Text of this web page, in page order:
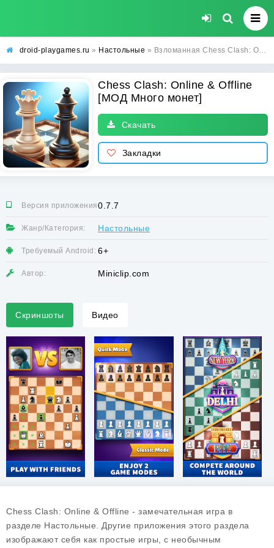
droid-playgames.ru » Настольные » Взломанная Chess Clash: Online & Offline [МОД Много монет] - стабильная версия apk на Андроид
Chess Clash: Online & Offline
[МОД Много монет]
Скачать
Закладки
Версия приложения:0.7.7
Жанр/Категория: Настольные
Требуемый Android: 6+
Автор: Miniclip.com
Скриншоты Видео
Chess Clash: Online & Offline - замечательная игра в
разделе Настольные. Другие приложения этого раздела
изображают себя как простые игры, с необычным